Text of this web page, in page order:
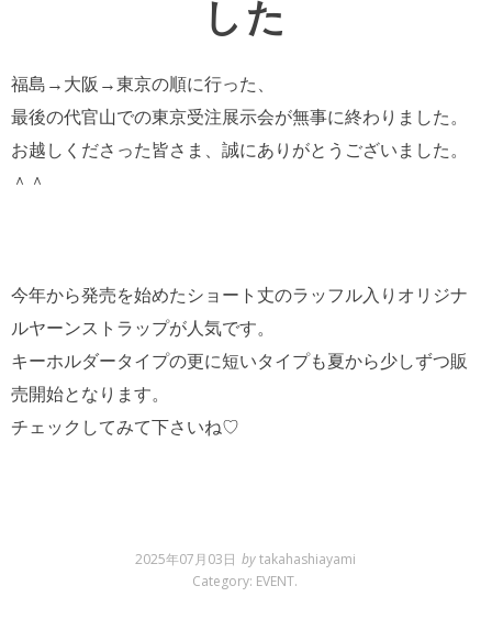
した
福島→大阪→東京の順に行った、
最後の代官山での東京受注展示会が無事に終わりました。
お越しくださった皆さま、誠にありがとうございました。
＾＾
今年から発売を始めたショート丈のラッフル入りオリジナ
ルヤーンストラップが人気です。
キーホルダータイプの更に短いタイプも夏から少しずつ販
売開始となります。
チェックしてみて下さいね♡
2025年07月03日 by takahashiayami
Category: EVENT.